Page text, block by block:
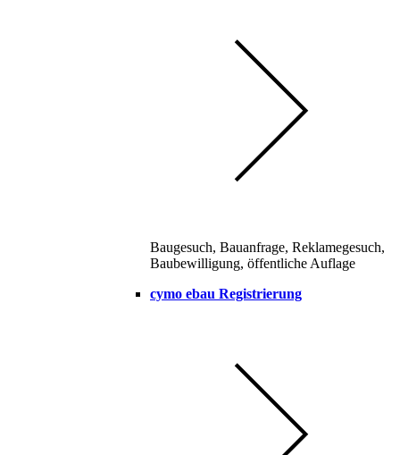
Baugesuch, Bauanfrage, Reklamegesuch,
Baubewilligung, öffentliche Auflage
cymo ebau Registrierung